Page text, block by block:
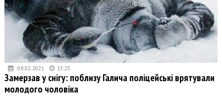
09.02.2021 13:25
Замерзав у снігу: поблизу Галича поліцейські врятували
молодого чоловіка